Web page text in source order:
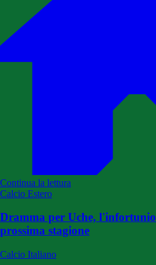
Continua la lettura
Calcio Estero
Dramma per Uche,
prossima stagione
Calcio Italiano